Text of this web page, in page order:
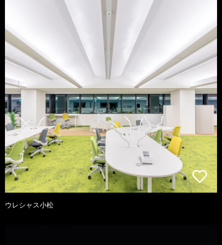
ウレシャス小松